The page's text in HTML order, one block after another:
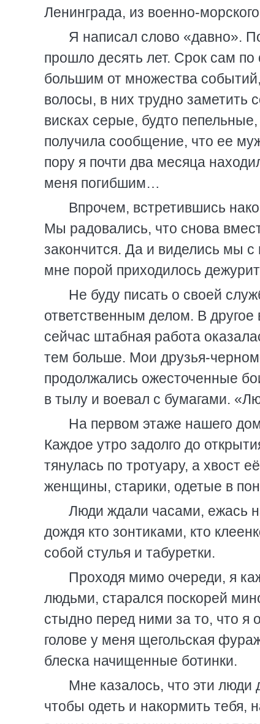
Ленинграда, из военно-
Я написал слово «давно».
прошло десять лет. Срок сам по
большим от множества
волосы, в них трудно заметить
висках серые, будто
получила сообщение, что ее
пору я почти два месяца
меня погибшим…
Впрочем, встретившись
Мы радовались, что снова
закончится. Да и виделись мы
мне порой приходилось
Не буду писать о своей
ответственным делом. В
сейчас штабная работа
тем больше. Мои друзья-
продолжались ожесточенные
в тылу и воевал с бумагами.
На первом этаже нашего
Каждое утро задолго до
тянулась по тротуару, а хвост
женщины, старики, одетые в
Люди ждали часами, ежась
дождя кто зонтиками, кто
собой стулья и табуретки.
Проходя мимо очереди, я
людьми, старался поскорей
стыдно перед ними за то, что я
голове у меня щегольская
блеска начищенные ботинки.
Мне казалось, что эти люди
чтобы одеть и накормить тебя,